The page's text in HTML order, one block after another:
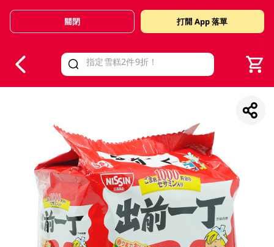
Valid Until 30 June 2026
關閉 打開 App 落單